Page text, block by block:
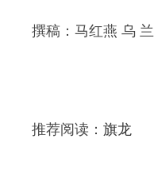
撰稿：马红燕 乌 兰
推荐阅读：旗龙